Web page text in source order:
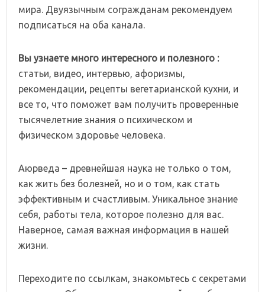
мира. Двуязычным согражданам рекомендуем
подписаться на оба канала.
Вы узнаете много интересного и полезного :
статьи, видео, интервью, афоризмы,
рекомендации, рецепты вегетарианской кухни, и
все то, что поможет вам получить проверенные
тысячелетние знания о психическом и
физическом здоровье человека.
Аюрведа – древнейшая наука не только о том,
как жить без болезней, но и о том, как стать
эффективным и счастливым. Уникальное знание
себя, работы тела, которое полезно для вас.
Наверное, самая важная информация в нашей
жизни.
Переходите по ссылкам, знакомьтесь с секретами